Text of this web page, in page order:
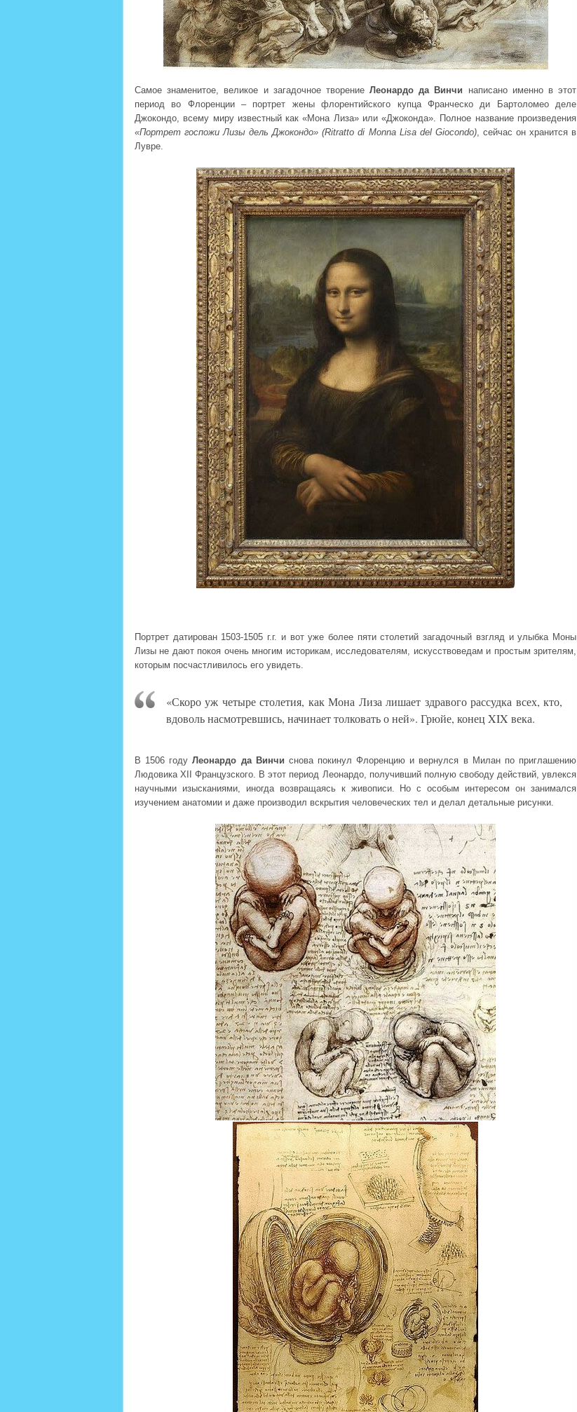
Самое знаменитое, великое и загадочное творение Леонардо да Винчи написано именно в этот
период во Флоренции – портрет жены флорентийского купца Франческо ди Бартоломео деле
Джокондо, всему миру известный как «Мона Лиза» или «Джоконда». Полное название произведения
«Портрет госпожи Лизы дель Джокондо» (Ritratto di Monna Lisa del Giocondo), сейчас он хранится в
Лувре.
Портрет датирован 1503-1505 г.г. и вот уже более пяти столетий загадочный взгляд и улыбка Моны
Лизы не дают покоя очень многим историкам, исследователям, искусствоведам и простым зрителям,
которым посчастливилось его увидеть.
«Скоро уж четыре столетия, как Мона Лиза лишает здравого рассудка всех, кто,
вдоволь насмотревшись, начинает толковать о ней». Грюйе, конец XIX века.
В 1506 годуЛеонардо да Винчи снова покинул Флоренцию и вернулся в Милан по приглашению
Людовика XII Французского. В этот период Леонардо, получивший полную свободу действий, увлекся
научными изысканиями, иногда возвращаясь к живописи. Но с особым интересом он занимался
изучением анатомии и даже производил вскрытия человеческих тел и делал детальные рисунки.